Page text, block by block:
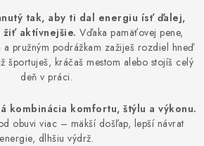
POMÔCKY
tak, aby ti dal energiu ísť ďalej,
aktívnejšie. Vďaka pamäťovej pene,
a pružným podrážkam zažiješ rozdiel hneď
športuješ, kráčaš mestom alebo stojíš celý
deň v práci.
kombinácia komfortu, štýlu a výkonu.
obuvi viac – mäkší došľap, lepší návrat
energie, dlhšiu výdrž.